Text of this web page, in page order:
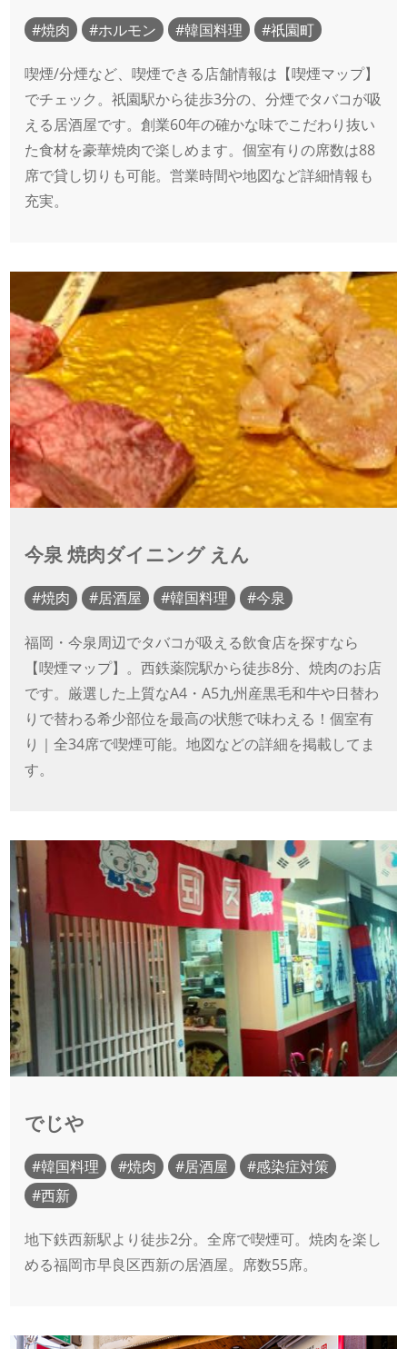
焼肉 ホルモン 韓国料理 祇園町
喫煙/分煙など、喫煙できる店舗情報は【喫煙マップ】
でチェック。祇園駅から徒歩3分の、分煙でタバコが吸
える居酒屋です。創業60年の確かな味でこだわり抜い
た食材を豪華焼肉で楽しめます。個室有りの席数は88
席で貸し切りも可能。営業時間や地図など詳細情報も
充実。
今泉 焼肉ダイニング えん
焼肉 居酒屋 韓国料理 今泉
福岡・今泉周辺でタバコが吸える飲食店を探すなら
【喫煙マップ】。西鉄薬院駅から徒歩8分、焼肉のお店
です。厳選した上質なA4・A5九州産黒毛和牛や日替わ
りで替わる希少部位を最高の状態で味わえる！個室有
り｜全34席で喫煙可能。地図などの詳細を掲載してま
す。
でじや
韓国料理 焼肉 居酒屋
感染症対策
西新
地下鉄西新駅より徒歩2分。全席で喫煙可。焼肉を楽し
める福岡市早良区西新の居酒屋。席数55席。